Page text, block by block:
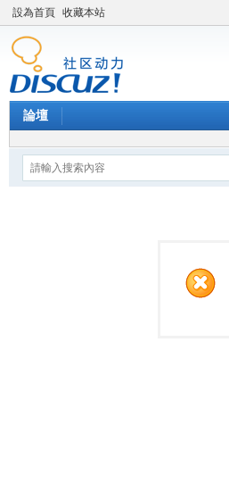
設為首頁 收藏本站
論壇